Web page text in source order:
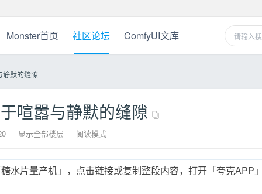
Monster首页 社区论坛 ComfyUI文库
静默的缝隙
喧嚣与静默的缝隙
| 显示全部楼层 | 阅读模式
水片量产机」，点击链接或复制整段内容，打开「夸克APP